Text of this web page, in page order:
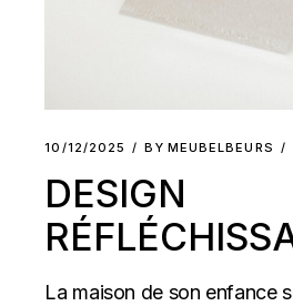
10/12/2025 BY MEUBELBEURS
DESIGN
La maison de son enfance